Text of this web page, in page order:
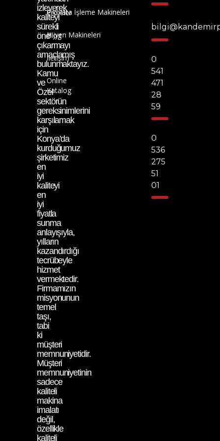
izleyerek
kaliteyi
sürekli
öne
çıkarmayı
amaçlamış
bulunmaktayız.
Kamu
ve
Özel
sektörün
gereksinimlerini
karşılamak
için
Konya’da
kurduğumuz
şirketimiz
en
iyi
kaliteyi
en
iyi
fiyatla
sunma
anlayışıyla,
yılların
kazandırdığı
tecrübeyle
hizmet
vermektedir.
Firmamızın
misyonunun
temel
taşı,
tabi
ki
müşteri
memnuniyetidir.
Müşteri
memnuniyetinin
sadece
kaliteli
makina
imalatı
değil,
özellikle
kaliteli
Projeler
Blog
İletişim
Online
Katalog
Çikolata İşleme Makineleri
Hijyen Makineleri
0
541
471
28
59
0
536
275
51
01